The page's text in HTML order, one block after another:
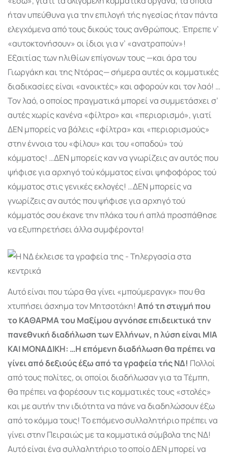
ήταν υπεύθυνα για την επιλογή τής ηγεσίας ήταν πάντα
ελεγχόμενα από τους δικούς τους ανθρώπους. Έπρεπε ν’
«αυτοκτονήσουν» οι ίδιοι για ν’ «ανατραπούν»!
Εξαιτίας των ηλιθίων επίγονων τους —και άρα του
Γιωργάκη και της Ντόρας— σήμερα αυτές οι κομματικές
διαδικασίες είναι «ανοικτές» και αφορούν και τον λαό! …
Τον λαό, ο οποίος πραγματικά μπορεί να συμμετάσχει σ’
αυτές χωρίς κανένα «φίλτρο» και «περιορισμό», γιατί
ΔΕΝ μπορείς να βάλεις «φίλτρα» και «περιορισμούς»
στην έννοια του «φίλου» και του «οπαδού» τού
κόμματος! …ΔΕΝ μπορείς καν να γνωρίζεις αν αυτός που
ψήφισε για αρχηγό τού κόμματος είναι ψηφοφόρος τού
κόμματος στις γενικές εκλογές! …ΔΕΝ μπορείς να
γνωρίζεις αν αυτός που ψήφισε για αρχηγό τού
κόμματός σου έκανε την πλάκα του ή απλά προσπάθησε
να εξυπηρετήσει άλλα συμφέροντα!
Αυτό είναι που τώρα θα γίνει «μπούμερανγκ» που θα
χτυπήσει άσχημα τον Μητσοτάκη! Από τη στιγμή που
το ΚΑΘΑΡΜΑ του Μαξίμου αγνόησε επιδεικτικά την
πανεθνική διαδήλωση των Ελλήνων, η λύση είναι ΜΙΑ
ΚΑΙ ΜΟΝΑΔΙΚΗ: …Η επόμενη διαδήλωση θα πρέπει να
γίνει από δεξιούς έξω από τα γραφεία τής ΝΔ! Πολλοί
από τους πολίτες, οι οποίοι διαδή­λωσαν για τα Τέμπη,
θα πρέπει να φορέσουν τις κομματικές τους «στολές»
και με αυτήν την ιδιότητα να πάνε να διαδη­λώσουν έξω
από το κόμμα τους! Το επόμενο συλλαλητήριο πρέπει να
γίνει στην Πειραιώς με τα κομματικά σύμβολα της ΝΔ!
Αυτό είναι ένα συλλαλητήριο το οποίο ΔΕΝ μπορεί να